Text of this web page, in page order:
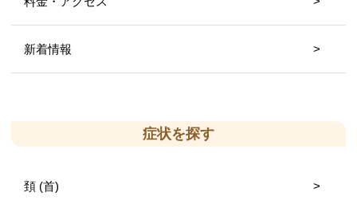
新着情報
症状を探す
頚 (首)